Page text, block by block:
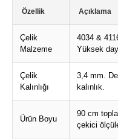
Özellik Açıklama
Çelik
Malzeme
4034 &
Yüksek
Çelik
Kalınlığı
3,4 mm.
kalınlık.
Ürün Boyu
90 cm
çekici